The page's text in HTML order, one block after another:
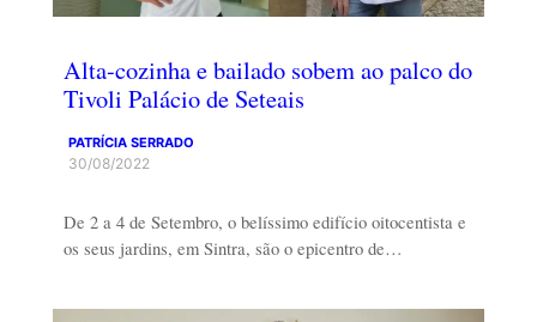
Alta-cozinha e bailado sobem ao palco do
Tivoli Palácio de Seteais
PATRÍCIA SERRADO
30/08/2022
De 2 a 4 de Setembro, o belíssimo edifício oitocentista e
os seus jardins, em Sintra, são o epicentro de…